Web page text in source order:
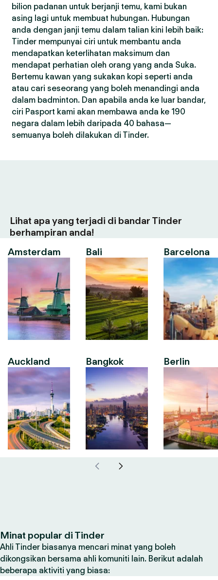
bilion padanan untuk berjanji temu, kami bukan
asing lagi untuk membuat hubungan. Hubungan
anda dengan janji temu dalam talian kini lebih baik:
Tinder mempunyai ciri untuk membantu anda
mendapatkan keterlihatan maksimum dan
mendapat perhatian oleh orang yang anda Suka.
Bertemu kawan yang sukakan kopi seperti anda
atau cari seseorang yang boleh menandingi anda
dalam badminton. Dan apabila anda ke luar bandar,
ciri Pasport kami akan membawa anda ke 190
negara dalam lebih daripada 40 bahasa—
semuanya boleh dilakukan di Tinder.
Lihat apa yang terjadi di bandar Tinder
berhampiran anda!
Amsterdam
Auckland
Bali
Bangkok
Barcelona
Berlin
Minat popular di Tinder
Ahli Tinder biasanya mencari minat yang boleh
dikongsikan bersama ahli komuniti lain. Berikut adalah
beberapa aktiviti yang biasa: